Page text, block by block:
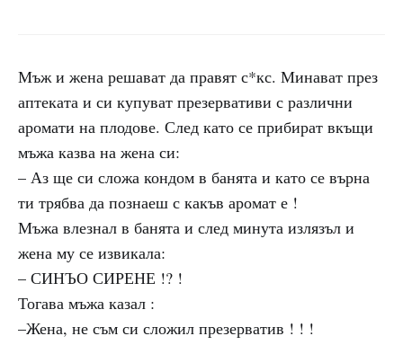
Мъж и жена решават да правят с*кс. Минават през
аптеката и си купуват презервативи с различни
аромати на плодове. След като се прибират вкъщи
мъжа казва на жена си:
– Аз ще си сложа кондом в банята и като се върна
ти трябва да познаеш с какъв аромат е !
Мъжа влезнал в банята и след минута излязъл и
жена му се извикала:
– СИНЪО СИРЕНЕ !? !
Тогава мъжа казал :
–Жена, не съм си сложил презерватив ! ! !